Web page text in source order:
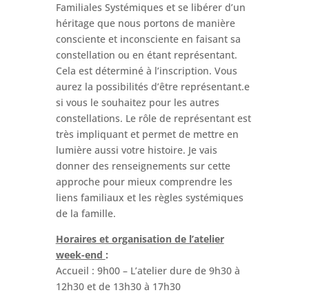
Familiales Systémiques et se libérer d’un
héritage que nous portons de manière
consciente et inconsciente en faisant sa
constellation ou en étant représentant.
Cela est déterminé à l’inscription. Vous
aurez la possibilités d’être représentant.e
si vous le souhaitez pour les autres
constellations. Le rôle de représentant est
très impliquant et permet de mettre en
lumière aussi votre histoire. Je vais
donner des renseignements sur cette
approche pour mieux comprendre les
liens familiaux et les règles systémiques
de la famille.
Horaires et organisation de l’atelier
week-end :
Accueil : 9h00 – L’atelier dure de 9h30 à
12h30 et de 13h30 à 17h30